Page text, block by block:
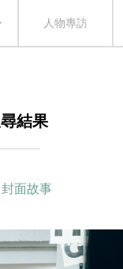
人物專訪
結果
封面故事